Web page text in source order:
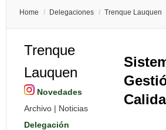
Home / Delegaciones / Trenque Lauquen
Trenque
Lauquen
Novedades
Archivo | Noticias
Delegación